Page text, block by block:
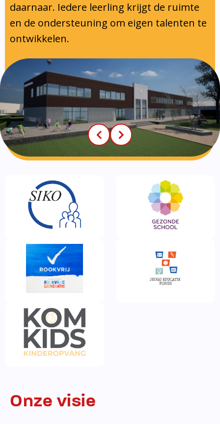
daarnaar. Iedere leerling krijgt de ruimte
en de ondersteuning om eigen talenten te
ontwikkelen.
Onze visie